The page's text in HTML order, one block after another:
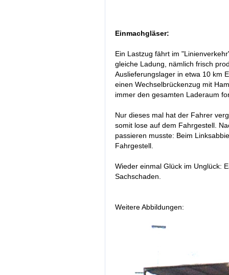
Einmachgläser:
Ein Lastzug fährt im
gleiche Ladung, nämlich frisch
Auslieferungslager in etwa 10 km
einen Wechselbrückenzug mit
immer den gesamten Laderaum
Nur dieses mal hat der Fahrer
somit lose auf dem Fahrgestell.
passieren musste: Beim
Fahrgestell.
Wieder einmal Glück im Unglück:
Sachschaden.
Weitere Abbildungen: